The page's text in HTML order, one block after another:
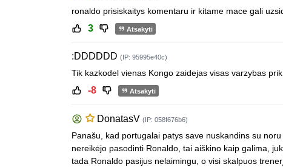
ronaldo prisiskaitys komentaru ir kitame mace gali
3 Atsakyti
:DDDDDD (IP: 95995e40c)
Tik kazkodel vienas Kongo zaidejas visas varzybas
-8 Atsakyti
DonatasV (IP: 058f676b6)
Panašu, kad portugalai patys save nuskandins su
nereikėjo pasodinti Ronaldo, tai aiškino kaip galima,
tada Ronaldo pasijus nelaimingu, o visi skalpuos